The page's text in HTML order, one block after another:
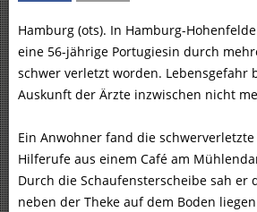
Hamburg (ots). In Hamburg-
eine 56-jährige Portugiesin durch
schwer verletzt worden. Lebensgefahr
Auskunft der Ärzte inzwischen nicht
Ein Anwohner fand die
Hilferufe aus einem Café am
Durch die Schaufensterscheibe sah er
neben der Theke auf dem Boden